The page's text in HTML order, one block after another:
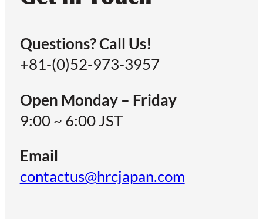
Questions? Call Us!
+81-(0)52-973-3957
Open Monday – Friday
9:00 ~ 6:00 JST
Email
contactus@hrcjapan.com